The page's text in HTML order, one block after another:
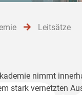
Leitsätze
nimmt
stark vernetzten